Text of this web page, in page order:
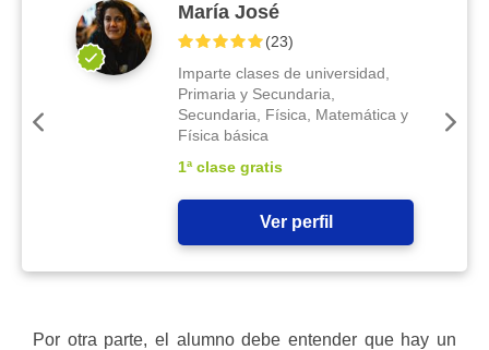
María José
(23)
Imparte clases de universidad,
Primaria y Secundaria,
Secundaria, Física, Matemática y
Física básica
1ª clase gratis
Ver perfil
Por otra parte, el alumno debe entender que hay un